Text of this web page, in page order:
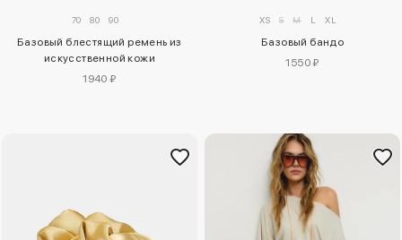
70 80 90
Базовый блестящий ремень из
искусственной кожи
1940 ₽
XS S M L XL
Базовый бандо
1550 ₽